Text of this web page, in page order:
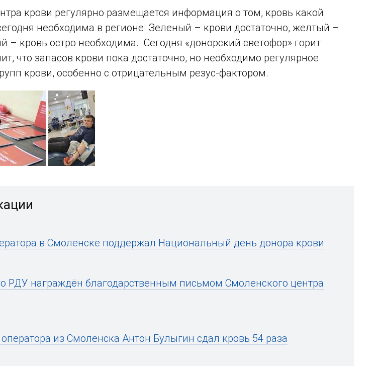
крови регулярно размещается информация о том, кровь какой
необходима в регионе. Зеленый – крови достаточно, желтый –
– кровь остро необходима. Сегодня «донорский светофор» горит
что запасов крови пока достаточно, но необходимо регулярное
крови, особенно с отрицательным резус-фактором.
в Смоленске поддержал Национальный день донора крови
РДУ награждён благодарственным письмом Смоленского центра
из Смоленска Антон Булыгин сдал кровь 54 раза